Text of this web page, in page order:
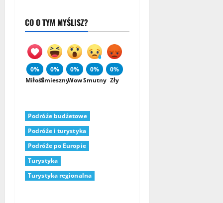
CO O TYM MYŚLISZ?
0%
Miłość
0%
Śmieszny
0%
Wow
0%
Smutny
0%
Zły
Podróże budżetowe
Podróże i turystyka
Podróże po Europie
Turystyka
Turystyka regionalna